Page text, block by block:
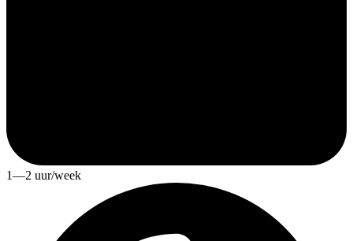
1—2 uur/week